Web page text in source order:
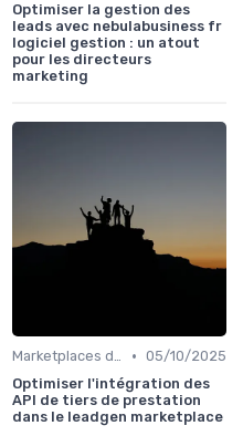
Optimiser la gestion des
leads avec nebulabusiness fr
logiciel gestion : un atout
pour les directeurs
marketing
Marketplaces de leadgen • 05/10/2025
Optimiser l'intégration des
API de tiers de prestation
dans le leadgen marketplace